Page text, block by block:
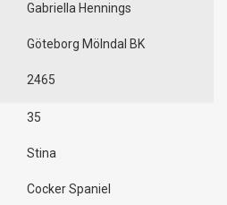
Gabriella Hennings
Göteborg Mölndal BK
2465
35
Stina
Cocker Spaniel